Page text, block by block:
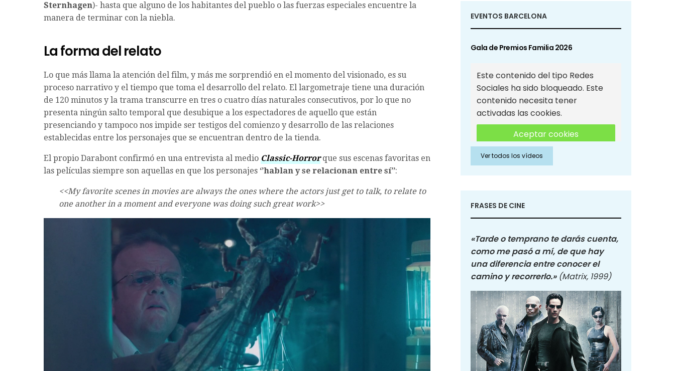
Sternhagen)- hasta que alguno de los habitantes del pueblo o las fuerzas especiales encuentre la
manera de terminar con la niebla.
La forma del relato
Lo que más llama la atención del film, y más me sorprendió en el momento del visionado, es su
proceso narrativo y el tiempo que toma el desarrollo del relato. El largometraje tiene una duración
de 120 minutos y la trama transcurre en tres o cuatro días naturales consecutivos, por lo que no
presenta ningún salto temporal que desubique a los espectadores de aquello que están
presenciando y tampoco nos impide ser testigos del comienzo y desarrollo de las relaciones
establecidas entre los personajes que se encuentran dentro de la tienda.
El propio Darabont confirmó en una entrevista al medio Classic-Horrorque sus escenas favoritas en
las películas siempre son aquellas en que los personajes ‘’hablan y se relacionan entre sí’’:
<<My favorite scenes in movies are always the ones where the actors just get to talk, to relate to
one another in a moment and everyone was doing such great work>>
EVENTOS BARCELONA
Gala de Premios Familia 2026
Este contenido del tipo Redes
Sociales ha sido bloqueado. Este
contenido necesita tener
activadas las cookies.
Aceptar cookies
Aceptar cookies de Redes
Sociales
Ver todos los vídeos
FRASES DE CINE
«Tarde o temprano te darás cuenta,
como me pasó a mí, de que hay
una diferencia entre conocer el
camino y recorrerlo.» (Matrix, 1999)